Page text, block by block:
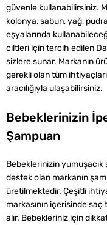
güvenle kullanabilirsiniz.
kolonya, sabun, yağ,
eşyalarında
ciltleri için tercih edilen
sizlere sunar. Markanın
gerekli olan tüm
aracılığıyla ulaşabilirsiniz.
Bebeklerinizin
Şampuan
Bebeklerinizin
destek olan markanın
üretilmektedir. Çeşitli
markasının içerisinde
alır. Bebekleriniz için